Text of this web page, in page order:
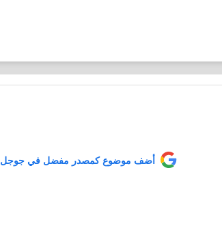
أضف موضوع كمصدر مفضل في جوجل